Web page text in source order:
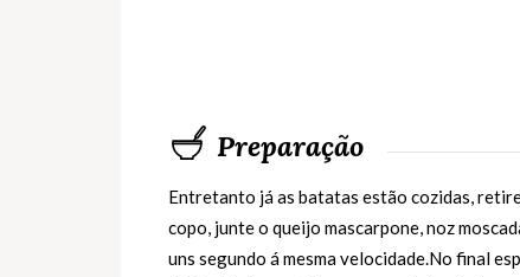
Preparação
Entretanto já as batatas estão cozidas,
copo, junte o queijo mascarpone, noz
uns segundo á mesma velocidade.No final